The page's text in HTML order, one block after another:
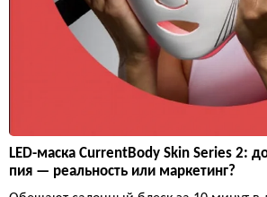
LED-маска CurrentBody Skin Series 2:
пия — реальность или маркетинг?